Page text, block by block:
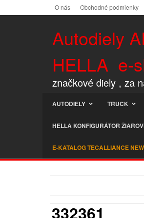
O nás Obchodné podmienky
Autodiely
HELLA e-
značkové diely , za
AUTODIELY TRUCK
HELLA KONFIGURÁTOR
E-KATALOG TECALLIANCE NEW
332361